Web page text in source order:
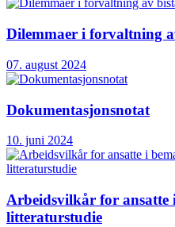
Dilemmaer i forvaltning
07. august 2024
Dokumentasjonsnotat
10. juni 2024
Arbeidsvilkår for ansatte
litteraturstudie